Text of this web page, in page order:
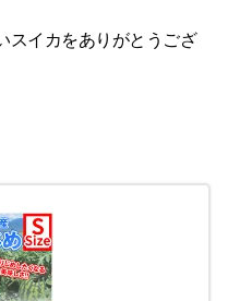
スイカをありがとうござ